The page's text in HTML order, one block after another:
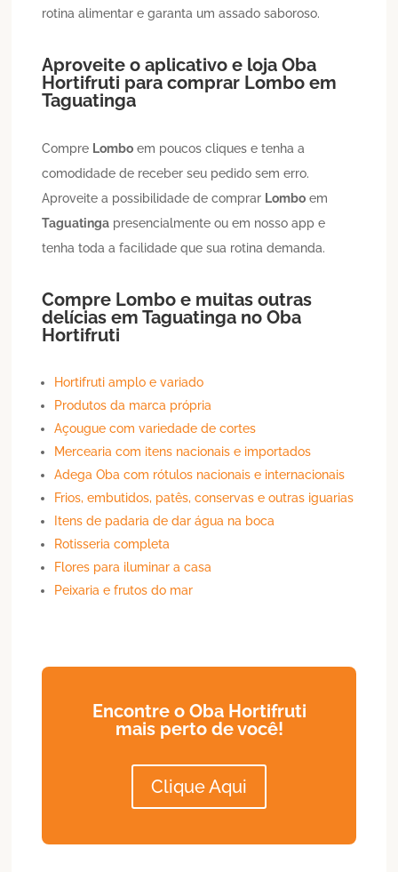
rotina alimentar e garanta um assado saboroso.
Aproveite o aplicativo e loja Oba
Hortifruti para comprar Lombo em
Taguatinga
Compre Lombo em poucos cliques e tenha a
comodidade de receber seu pedido sem erro.
Aproveite a possibilidade de comprar Lombo em
Taguatinga presencialmente ou em nosso app e
tenha toda a facilidade que sua rotina demanda.
Compre Lombo e muitas outras
delícias emTaguatinga no Oba
Hortifruti
Hortifruti amplo e variado
Produtos da marca própria
Açougue com variedade de cortes
Mercearia com itens nacionais e importados
Adega Oba com rótulos nacionais e internacionais
Frios, embutidos, patês, conservas e outras iguarias
Itens de padaria de dar água na boca
Rotisseria completa
Flores para iluminar a casa
Peixaria e frutos do mar
Encontre o Oba Hortifruti
mais perto de você!
Clique Aqui